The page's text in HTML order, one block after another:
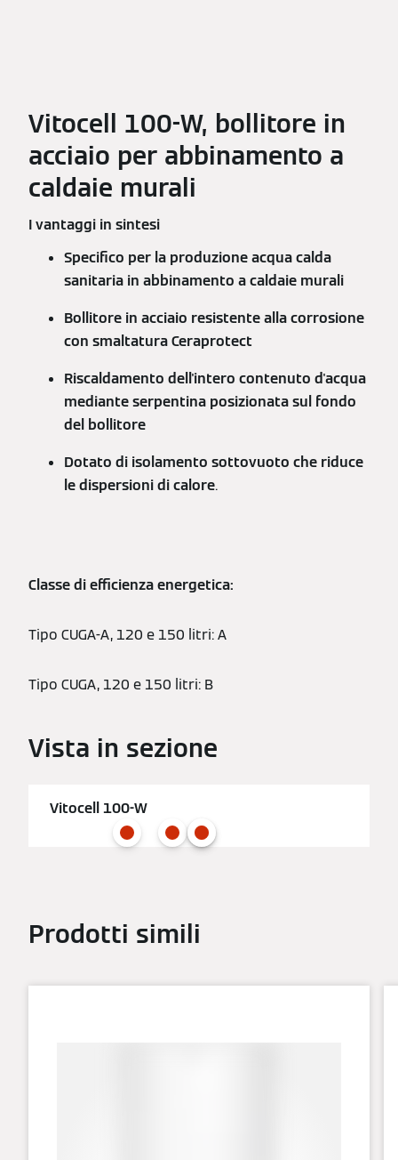
Vitocell 100-W, bollitore in
acciaio per abbinamento a
caldaie murali
I vantaggi in sintesi
Specifico per la produzione acqua calda
sanitaria in abbinamento a caldaie murali
Bollitore in acciaio resistente alla corrosione
con smaltatura Ceraprotect
Riscaldamento dell'intero contenuto d'acqua
mediante serpentina posizionata sul fondo
del bollitore
Dotato di isolamento sottovuoto che riduce
le dispersioni di calore.
Classe di efficienza energetica:
Tipo CUGA-A, 120 e 150 litri: A
Tipo CUGA, 120 e 150 litri: B
Vista in sezione
Vitocell 100-W
Prodotti simili